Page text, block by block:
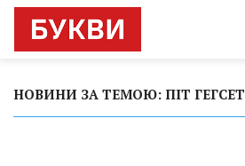
НОВИНИ ЗА ТЕМОЮ: ПІТ ГЕГСЕТ